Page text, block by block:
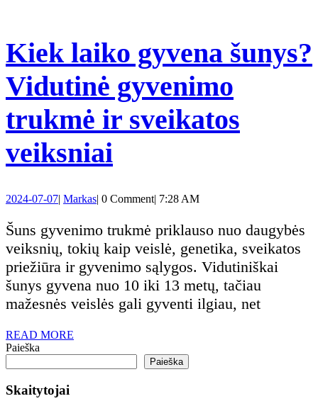
letena:
kad
Kiek laiko gyvena šunys?
Vidutinė gyvenimo
trukmė ir sveikatos
veiksniai
gyvena
šunys?
Vidutinė
gyvenimo
trukmė
2024-07-072024-
| MarkasMarkas
| 0 Comment| 7:28 AM
Šuns gyvenimo trukmė priklauso nuo daugybės
veiksnių, tokių kaip veislė, genetika, sveikatos
priežiūra ir gyvenimo sąlygos. Vidutiniškai
šunys gyvena nuo 10 iki 13 metų, tačiau
mažesnės veislės gali gyventi ilgiau, net
READ MORE
Paieška
Paieška
Skaitytojai